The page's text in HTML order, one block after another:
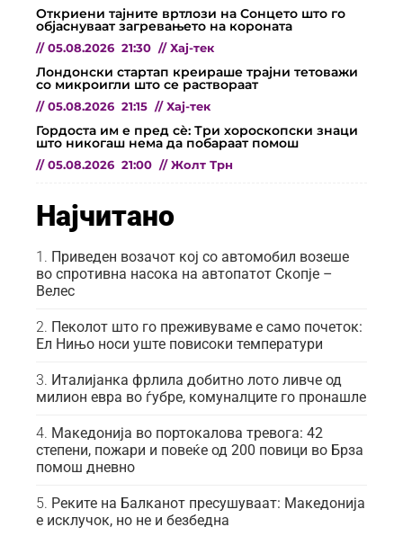
Откриени тајните вртлози на Сонцето што го
објаснуваат загревањето на короната
// 05.08.2026 21:30 // Хај-тек
Лондонски стартап креираше трајни тетоважи
со микроигли што се раствораат
// 05.08.2026 21:15 // Хај-тек
Гордоста им е пред сѐ: Три хороскопски знаци
што никогаш нема да побараат помош
// 05.08.2026 21:00 // Жолт Трн
Најчитано
Приведен возачот кој со автомобил возеше
во спротивна насока на автопатот Скопје –
Велес
Пеколот што го преживуваме е само почеток:
Ел Нињо носи уште повисоки температури
Италијанка фрлила добитно лото ливче од
милион евра во ѓубре, комуналците го пронашле
Македонија во портокалова тревога: 42
степени, пожари и повеќе од 200 повици во Брза
помош дневно
Реките на Балканот пресушуваат: Македонија
е исклучок, но не и безбедна